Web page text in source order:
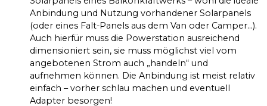
Anbindung und Nutzung vorhandener Solarpanels
(oder eines Falt-Panels aus dem Van oder Camper…).
Auch hierfür muss die Powerstation ausreichend
dimensioniert sein, sie muss möglichst viel vom
angebotenen Strom auch „handeln“ und
aufnehmen können. Die Anbindung ist meist relativ
einfach – vorher schlau machen und eventuell
Adapter besorgen!